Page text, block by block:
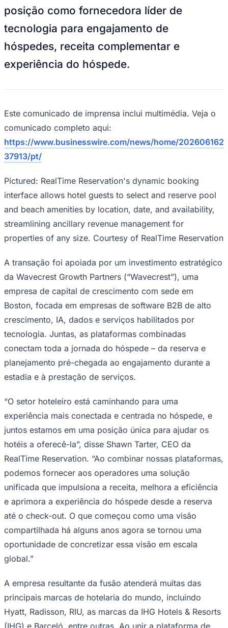
Hub de Negócios
Guia Comercial
Selo Verificado
Portal Educacional
Agenda de Vestibulares
Vagas de Emprego
Concursos
Para Sua Empresa
Anuncie no Portal
Verificar Empresa Novo
Anunciar VagasNovo
Publicidade Legal
NFL
Fórmula 1
Tênis (ATP)
MLB
NHL
Atletismo
Competições de Futebol
Brasileirão Série A
Brasileirão Série B
Paulistão
Copa do Brasil
Sul-Americana
Copa América
Champions League
Premier League
La Liga
Bundesliga
Times - Ir direto
posição como fornecedora líder de
tecnologia para engajamento de
hóspedes, receita complementar e
experiência do hóspede.
Este comunicado de imprensa inclui multimédia. Veja o
comunicado completo aqui:
https://www.businesswire.com/news/home/202606162
37913/pt/
Pictured: RealTime Reservation's dynamic booking
interface allows hotel guests to select and reserve pool
and beach amenities by location, date, and availability,
streamlining ancillary revenue management for
properties of any size. Courtesy of RealTime Reservation
A transação foi apoiada por um investimento estratégico
da Wavecrest Growth Partners (“Wavecrest”), uma
empresa de capital de crescimento com sede em
Boston, focada em empresas de software B2B de alto
crescimento, IA, dados e serviços habilitados por
tecnologia. Juntas, as plataformas combinadas
conectam toda a jornada do hóspede – da reserva e
planejamento pré-chegada ao engajamento durante a
estadia e à prestação de serviços.
“O setor hoteleiro está caminhando para uma
experiência mais conectada e centrada no hóspede, e
juntos estamos em uma posição única para ajudar os
hotéis a oferecê-la”, disse Shawn Tarter, CEO da
RealTime Reservation. “Ao combinar nossas plataformas,
podemos fornecer aos operadores uma solução
unificada que impulsiona a receita, melhora a eficiência
e aprimora a experiência do hóspede desde a reserva
até o check-out. O que começou como uma visão
compartilhada há alguns anos agora se tornou uma
oportunidade de concretizar essa visão em escala
global.”
A empresa resultante da fusão atenderá muitas das
principais marcas de hotelaria do mundo, incluindo
Hyatt, Radisson, RIU, as marcas da IHG Hotels & Resorts
(IHG) e Barceló, entre outras. Ao unir a plataforma de